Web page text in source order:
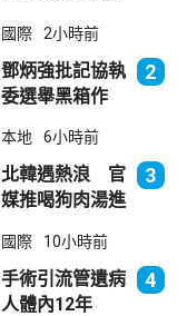
死23傷
國際 2小時前
鄧炳強批記協執
委選舉黑箱作
國安一定「釘死
你」
2
本地 6小時前
北韓遇熱浪 官
媒推喝狗肉湯進
3
國際 10小時前
手術引流管遺病
人體內12年
4